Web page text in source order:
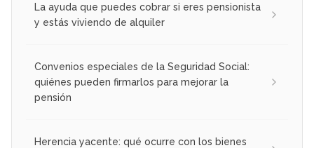
La ayuda que puedes cobrar si eres pensionista
y estás viviendo de alquiler
Convenios especiales de la Seguridad Social:
quiénes pueden firmarlos para mejorar la
pensión
Herencia yacente: qué ocurre con los bienes